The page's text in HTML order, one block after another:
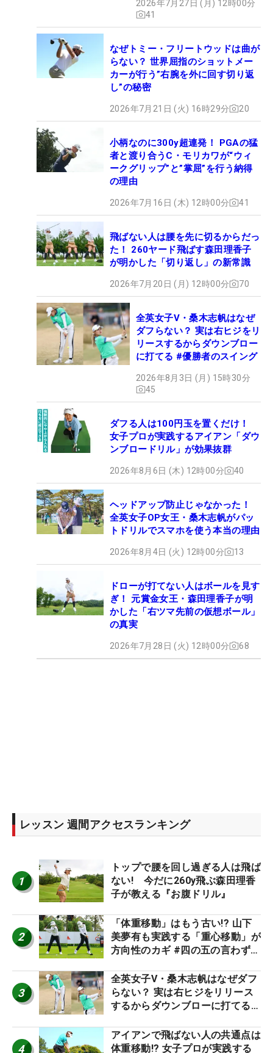
2026年7月27日 (月) 12時00分
41
なぜトミー・フリートウッドは曲が
らない？ 世界屈指のショットメー
カーが行う”右腕を外に回す切り返
し”の秘密
2026年7月21日 (火) 16時29分 20
小柄なのに300y超連発！ PGAの猛
者と渡り合うC・モリカワが“ウィ
ークグリップ”と”掌屈”を行う納得
の理由
2026年7月16日 (木) 12時00分 41
飛ばない人は腰を先に切るからだっ
た！ 260ヤード飛ばす森田理香子
が明かした「切り返し」の新常識
2026年7月20日 (月) 12時00分 70
全英女子V・桑木志帆はなぜ
ダフらない？ 実は右ヒジをリ
リースするからダウンブロー
に打てる #優勝者のスイング
2026年8月3日 (月) 15時30分
45
ダフる人は100円玉を置くだけ！
女子プロが実践するアイアン「ダウ
ンブロードリル」が効果抜群
2026年8月6日 (木) 12時00分 40
ヘッドアップ防止じゃなかった！
全英女子OP女王・桑木志帆がパッ
トドリルでスマホを使う本当の理由
2026年8月4日 (火) 12時00分 13
ドローが打てない人はボールを見す
ぎ！ 元賞金女王・森田理香子が明
かした「右ツマ先前の仮想ボール」
の真実
2026年7月28日 (火) 12時00分 68
レッスン 週間アクセスランキング
1
トップで腰を回し過ぎる人は飛ば
ない! 今だに260y飛ぶ森田理香
子が教える『お腹ドリル』
2
「体重移動」はもう古い!? 山下
美夢有も実践する「重心移動」が
方向性のカギ #四の五の言わず振
3
全英女子V・桑木志帆はなぜダフ
らない？ 実は右ヒジをリリース
するからダウンブローに打てる #
4
アイアンで飛ばない人の共通点は
体重移動!? 女子プロが実践する